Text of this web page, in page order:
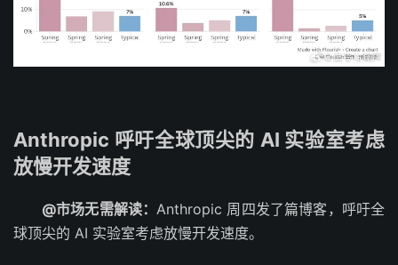
Anthropic 呼吁全球顶尖的 AI 实验室考虑
放慢开发速度
@市场无需解读：Anthropic 周四发了篇博客，呼吁全
球顶尖的 AI 实验室考虑放慢开发速度。